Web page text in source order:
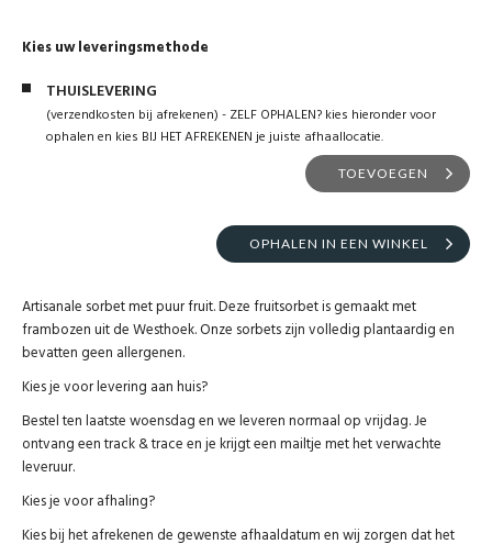
Kies uw leveringsmethode
THUISLEVERING
(verzendkosten bij afrekenen) - ZELF OPHALEN? kies hieronder voor
ophalen en kies BIJ HET AFREKENEN je juiste afhaallocatie.
TOEVOEGEN
OPHALEN IN EEN WINKEL
Artisanale sorbet met puur fruit. Deze fruitsorbet is gemaakt met
frambozen uit de Westhoek. Onze sorbets zijn volledig plantaardig en
bevatten geen allergenen.
Kies je voor levering aan huis?
Bestel ten laatste woensdag en we leveren normaal op vrijdag. Je
ontvang een track & trace en je krijgt een mailtje met het verwachte
leveruur.
Kies je voor afhaling?
Kies bij het afrekenen de gewenste afhaaldatum en wij zorgen dat het